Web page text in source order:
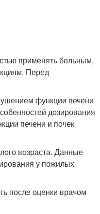
применять больным,
Перед
функции печени
дозирования
печени и почек
возраста. Данные
у пожилых
после оценки врачом